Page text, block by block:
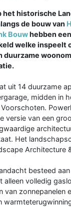
het historische
de bouw van
Bouwhebben
welke inspeelt
duurzame
uit 14 duurzame
midden in
versie van een
Het
Architecture
besteed
alleen volledig
zonnepanelen